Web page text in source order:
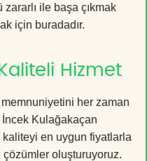
ile başa çıkmak
için buradadır.
Hizmet
her zaman
Kulağakaçan
kaliteyi en uygun fiyatlarla
oluşturuyoruz.